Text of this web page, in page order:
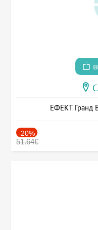
ЕФЕКТ Гранд
-20%
51.64€